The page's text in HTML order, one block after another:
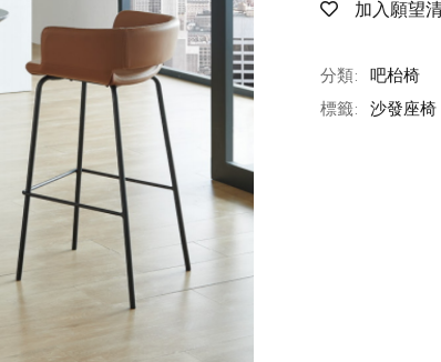
加入願望
分類: 吧枱椅
標籤: 沙發座椅